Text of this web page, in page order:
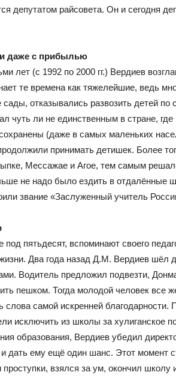
депутатом райсовета. Он и сегодня
даже с прибылью
лет (с 1992 по 2000 гг.) Вердиев
те времена как тяжелейшие, ведь
сады, отказывались развозить детей
чуть ли не единственным в стране,
(даже в самых маленьких
принимать детишек. Более
Мессажае и Агое, тем самым
не надо было ездить в отдалённые
звание «Заслуженный учитель
пятьдесят, вспоминают своего
Два года назад Д.М. Вердиев шёл
Водитель предложил подвезти,
пешком. Тогда молодой человек все
слова самой искренней благодарности.
исключить из школы за хулиганское
образования, Вердиев убедил
и дать ему ещё один шанс. Этот момент
проступки, взялся за ум, окончил